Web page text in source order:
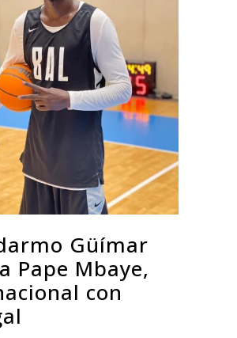
Güímar
Pape Mbaye,
con